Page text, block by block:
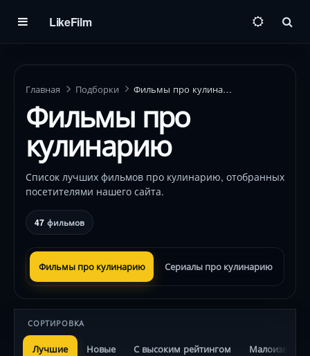
LikeFilm
Главная Подборки Фильмы про кулинарию
Фильмы про
кулинарию
Список лучших фильмов про кулинарию, отобранных
посетителями нашего сайта.
47 фильмов
Фильмы про кулинарию Сериалы про кулинарию
СОРТИРОВКА
Лучшие Новые С высоким рейтингом